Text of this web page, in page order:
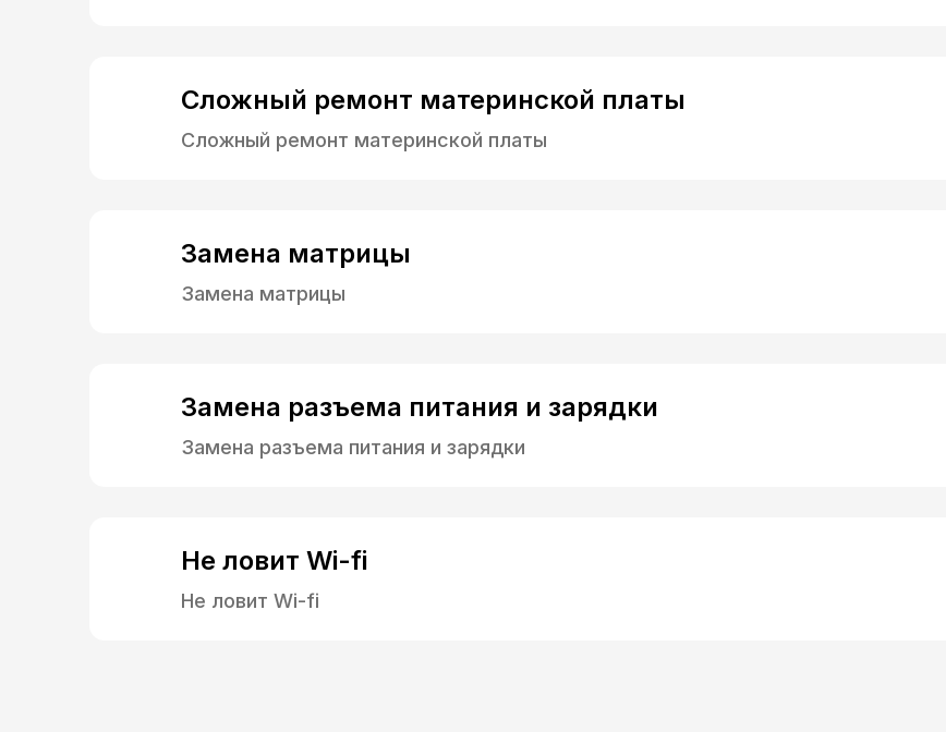
Сложный ремонт материнской платы
Сложный ремонт материнской платы
Замена матрицы
Замена матрицы
Замена разъема питания и зарядки
Замена разъема питания и зарядки
Не ловит Wi-fi
Не ловит Wi-fi